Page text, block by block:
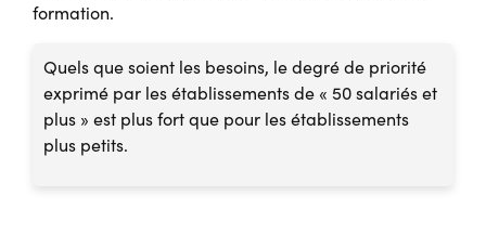
formation.
Quels que soient les besoins, le degré de priorité
exprimé par les établissements de « 50 salariés et
plus » est plus fort que pour les établissements
plus petits.